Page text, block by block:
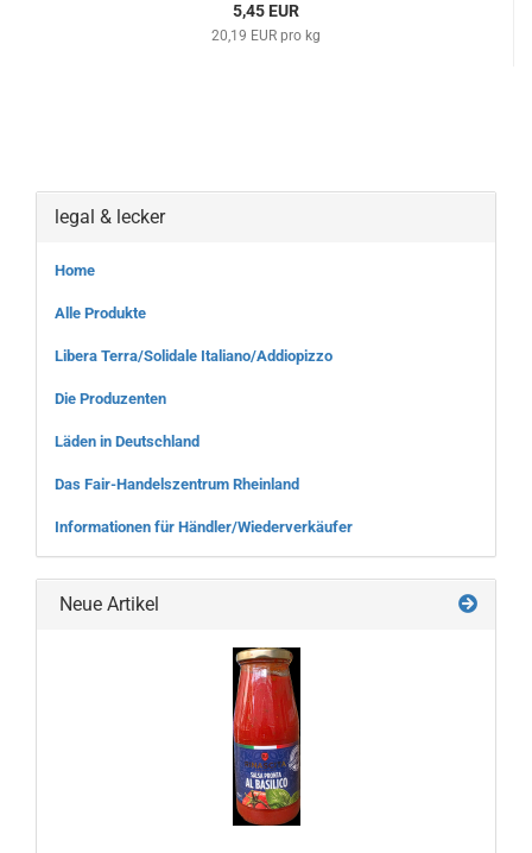
5,45 EUR
20,19 EUR pro kg
legal & lecker
Home
Alle Produkte
Libera Terra/Solidale Italiano/Addiopizzo
Die Produzenten
Läden in Deutschland
Das Fair-Handelszentrum Rheinland
Informationen für Händler/Wiederverkäufer
Neue Artikel